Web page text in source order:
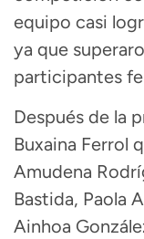
equipo casi
ya que
participantes
Después de la
Buxaina Ferrol
Amudena
Bastida, Paola
Ainhoa